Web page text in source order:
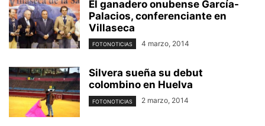
El ganadero onubense García-
Palacios, conferenciante en
Villaseca
FOTONOTICIAS 4 marzo, 2014
Silvera sueña su debut
colombino en Huelva
FOTONOTICIAS 2 marzo, 2014